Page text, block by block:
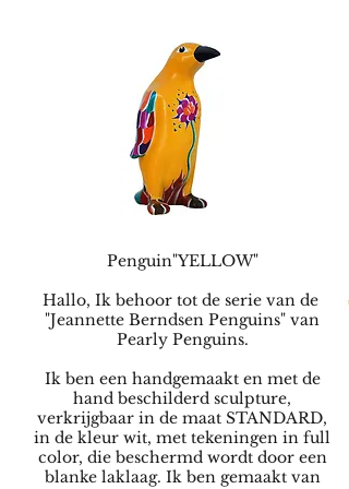
Penguin"YELLOW"
Hallo, Ik behoor tot de serie van de
"Jeannette Berndsen Penguins" van
Pearly Penguins.
Ik ben een handgemaakt en met de
hand beschilderd sculpture,
verkrijgbaar in de maat STANDARD,
in de kleur wit, met tekeningen in full
color, die beschermd wordt door een
blanke laklaag. Ik ben gemaakt van